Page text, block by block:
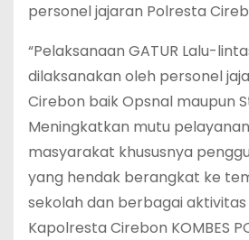
personel jajaran Polresta
“Pelaksanaan GATUR Lalu-
dilaksanakan oleh personel
Cirebon baik Opsnal maupun
Meningkatkan mutu
masyarakat khususnya
yang hendak berangkat ke
sekolah dan berbagai aktivitas
Kapolresta Cirebon KOMBES